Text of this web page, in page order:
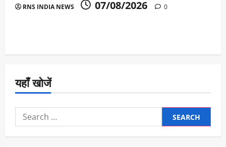
RNS INDIA NEWS 07/08/2026 0
यहाँ खोजें
Search
for: